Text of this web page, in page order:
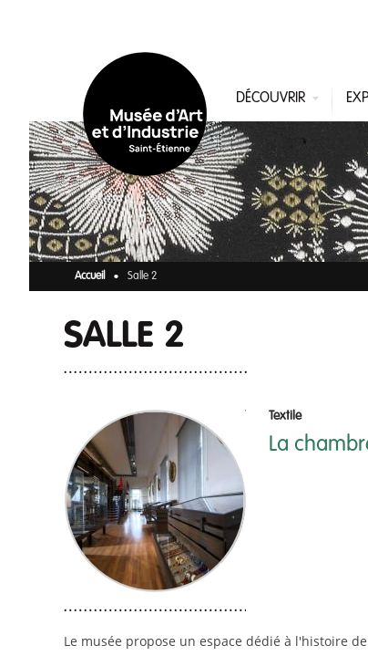
DÉCOUVRIR
Accueil Salle 2
SALLE 2
Textile
La
Le musée propose un espace dédié à l'histoire